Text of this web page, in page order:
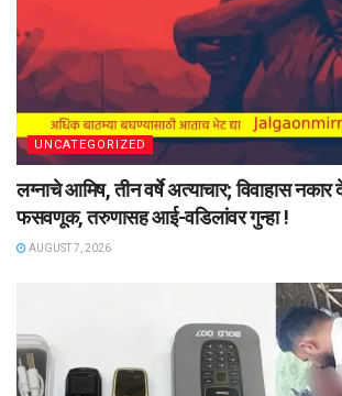
UNCATEGORIZED
लग्नाचे आमिष, तीन वर्षे अत्याचार; विवाहास
फसवणूक, तरुणासह आई-वडिलांवर गुन्हा !
AUGUST 7, 2026